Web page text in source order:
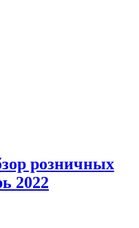
розничных
2022